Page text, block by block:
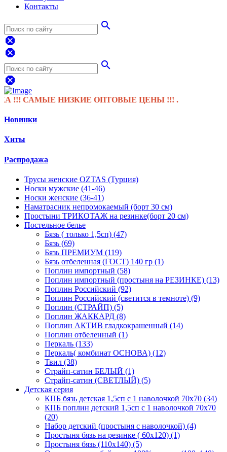
Контакты
search
dangerous
dangerous
search
dangerous
САМЫЕ НИЗКИЕ ОПТОВЫЕ ЦЕНЫ !!! .
Новинки
Хиты
Распродажа
Трусы женские OZTAS (Турция)
Носки мужские (41-46)
Носки женские (36-41)
Наматрасник непромокаемый (борт 30 см)
Простыни ТРИКОТАЖ на резинке(борт 20 см)
Постельное белье
Бязь ( только 1,5сп) (47)
Бязь (69)
Бязь ПРЕМИУМ (119)
Бязь отбеленная (ГОСТ) 140 гр (1)
Поплин импортный (58)
Поплин импортный (простыня на РЕЗИНКЕ) (13)
Поплин Российский (92)
Поплин Российский (светится в темноте) (9)
Поплин (СТРАЙП) (5)
Поплин ЖАККАРД (8)
Поплин АКТИВ гладкокрашенный (14)
Поплин отбеленный (1)
Перкаль (133)
Перкаль( комбинат ОСНОВА) (12)
Твил (38)
Страйп-сатин БЕЛЫЙ (1)
Страйп-сатин (СВЕТЛЫЙ) (5)
Детская серия
КПБ бязь детская 1,5сп с 1 наволочкой 70х70 (34)
КПБ поплин детский 1,5сп с 1 наволочкой 70х70
(20)
Набор детский (простыня с наволочкой) (4)
Простыня бязь на резинке ( 60х120) (1)
Простыня бязь (110х140) (5)